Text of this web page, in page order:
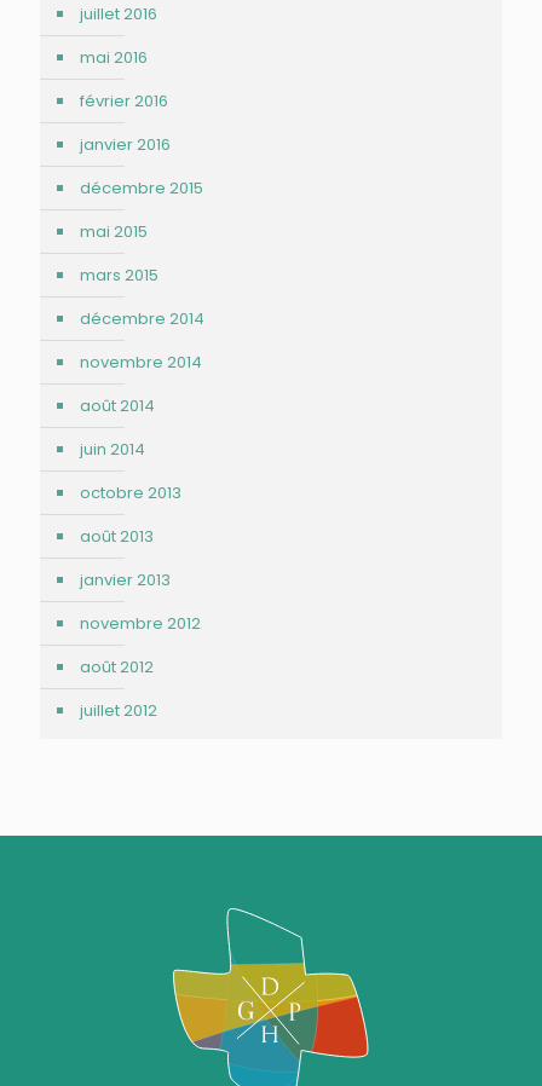
juillet 2016
mai 2016
février 2016
janvier 2016
décembre 2015
mai 2015
mars 2015
décembre 2014
novembre 2014
août 2014
juin 2014
octobre 2013
août 2013
janvier 2013
novembre 2012
août 2012
juillet 2012